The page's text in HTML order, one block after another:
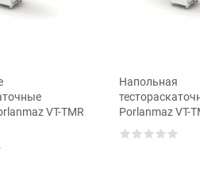
VT-TMR
Напольная
Porlanmaz VT-